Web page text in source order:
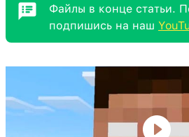
Файлы в конце статьи.
подпишись на наш